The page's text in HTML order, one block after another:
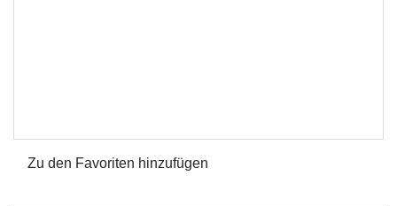
Zu den Favoriten hinzufügen